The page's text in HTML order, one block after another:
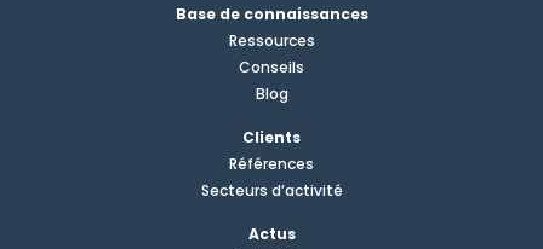
Base de connaissances
Ressources
Conseils
Blog
Clients
Références
Secteurs d’activité
Actus